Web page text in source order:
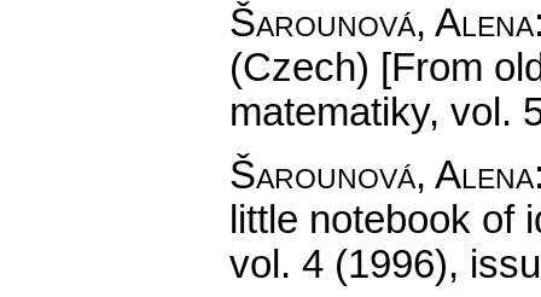
Šarounová, Alena
(Czech) [From
matematiky, vol.
Šarounová, Alena
little notebook of
vol. 4 (1996),